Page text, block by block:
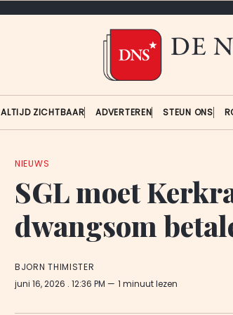
ALTIJD ZICHTBAAR ADVERTEREN STEUN ONS
NIEUWS
SGL moet
dwangsom
BJORN THIMISTER
juni 16, 2026 . 12:36 PM 1 minuut lezen